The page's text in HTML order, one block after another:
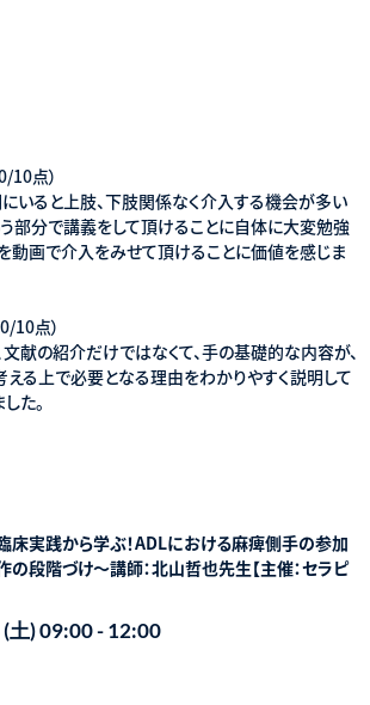
10点）
いると上肢、下肢関係なく介入する機会が多い
部分で講義をして頂けることに自体に大変勉強
動画で介入をみせて頂けることに価値を感じま
10点）
献の紹介だけではなくて、手の基礎的な内容が、
る上で必要となる理由をわかりやすく説明して
た。
床実践から学ぶ！ADLにおける麻痺側手の参加
段階づけ～講師：北山哲也先生【主催：セラピ
) 09:00 - 12:00